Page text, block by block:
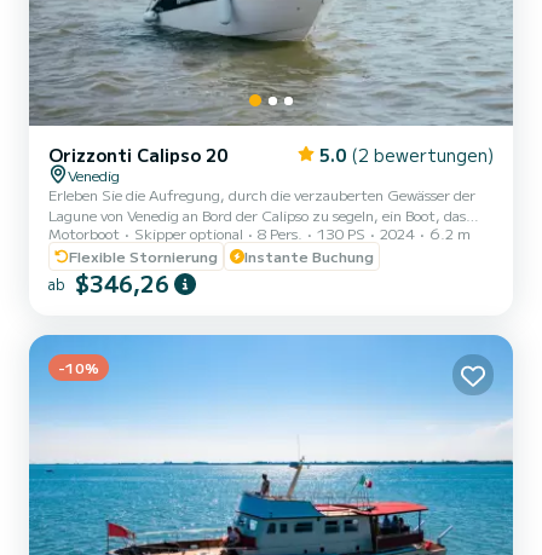
Orizzonti Calipso 20 5.0 (2 bewertungen)
Venedig
Erleben Sie die Aufregung, durch die verzauberten Gewässer der
Lagune von Venedig an Bord der Calipso zu segeln, ein Boot, das
perfekt für diejenigen ist, die Freiheit, Komfort und
außergewöhnliche Leistung suchen. Mit seinem 130 PS
Außenbordmotor ist es bereit, Ihnen ein reibungsloses und
kraftvolles Navigationserlebnis zu bieten, das jede Fahrt zu einem
Fahrt Dank des 130 PS Außenbordmotors bietet dieses Boot hohe
Leistung, die es...
Motorboot Skipper optional 8 Pers. 130 PS 2024
6.2 m
Flexible Stornierung
Instante Buchung
ab $346,26
-10%